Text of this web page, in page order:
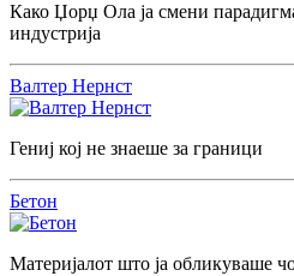
Како Џорџ Ола ја смени
индустрија
Валтер Нернст
Гениј кој не знаеше за граници
Бетон
Материјалот што ја обликуваше